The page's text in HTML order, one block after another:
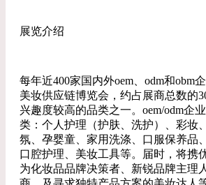
展览介绍
每年近400家国内外oem、odm和obm
美妆供应链博览会，约占展商总数的
兴趣度较高的品类之一。oem/odm企
类：个人护理（护肤、洗护）、彩妆
氛、孕婴童、家用洗涤、口服保养品
口腔护理、美妆工具等。届时，将携
为化妆品品牌决策者、新锐品牌主理